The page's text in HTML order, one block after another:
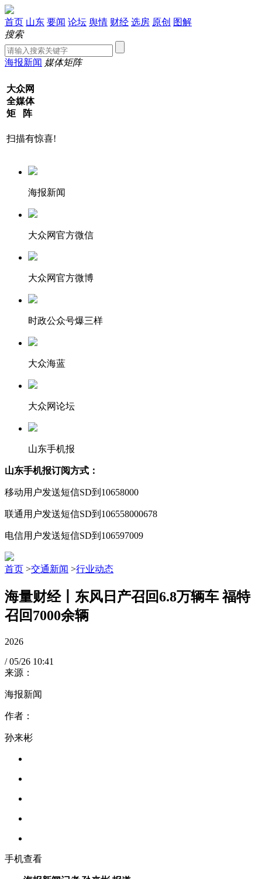
首页 山东 要闻 论坛 舆情 财经 选房 原创 图解
搜索
海报新闻 媒体矩阵
大众网
全媒体
矩 阵
扫描有惊喜!
海报新闻
大众网官方微信
大众网官方微博
时政公众号爆三样
大众海蓝
大众网论坛
山东手机报
山东手机报订阅方式：
移动用户发送短信SD到10658000
联通用户发送短信SD到106558000678
电信用户发送短信SD到106597009
首页 >交通新闻 >行业动态
海量财经丨东风日产召回6.8万辆车 福特
召回7000余辆
2026
/ 05/26 10:41
来源：
海报新闻
作者：
孙来彬
手机查看